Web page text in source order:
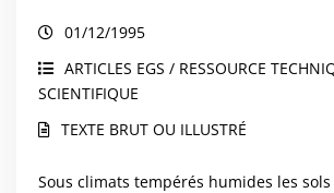
01/12/1995
ARTICLES EGS / RESSOURCE
SCIENTIFIQUE
TEXTE BRUT OU ILLUSTRÉ
Sous climats tempérés humides les